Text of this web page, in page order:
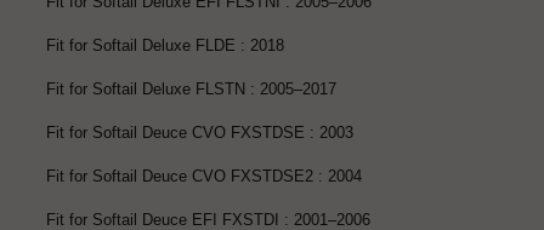
Fit for Softail Deluxe FLDE : 2018
Fit for Softail Deluxe FLSTN : 2005–2017
Fit for Softail Deuce CVO FXSTDSE : 2003
Fit for Softail Deuce CVO FXSTDSE2 : 2004
Fit for Softail Deuce EFI FXSTDI : 2001–2006